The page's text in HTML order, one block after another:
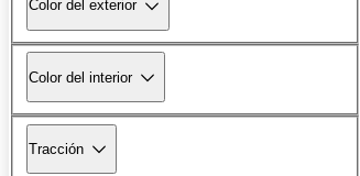
Color del exterior
Color del interior
Tracción